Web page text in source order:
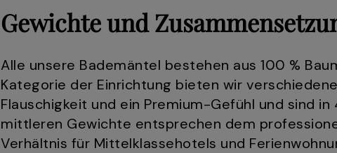
Gewichte und
Alle unsere Bademäntel bestehen aus 100 %
Kategorie der Einrichtung bieten wir
Flauschigkeit und ein Premium-Gefühl und sind
mittleren Gewichte entsprechen dem
Verhältnis für Mittelklassehotels und